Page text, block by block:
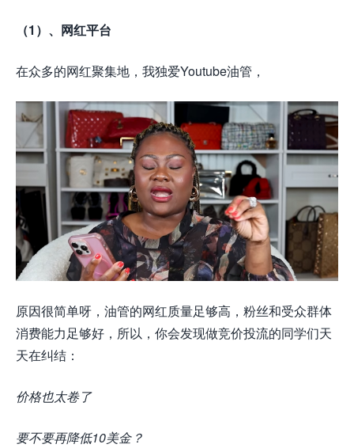
（1）、网红平台
在众多的网红聚集地，我独爱Youtube油管，
原因很简单呀，油管的网红质量足够高，粉丝和受众群体
消费能力足够好，所以，你会发现做竞价投流的同学们天
天在纠结：
价格也太卷了
要不要再降低10美金？